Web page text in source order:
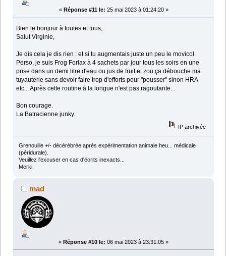
« Réponse #11 le: 25 mai 2023 à 01:24:20 »
Bien le bonjour à toutes et tous,
Salut Virginie,
Je dis cela je dis rien : et si tu augmentais juste un peu le movicol.
Perso, je suis Frog Forlax à 4 sachets par jour tous les soirs en une
prise dans un demi litre d'eau ou jus de fruit et zou ça débouche ma
tuyauterie sans devoir faire trop d'efforts pour "pousser" sinon HRA
etc... Après cette routine à la longue n'est pas ragoutante...
Bon courage.
La Batracienne junky.
IP archivée
Grenouille +/- décérébrée après expérimentation animale heu... médicale
(péridurale).
Veuillez l'excuser en cas d'écrits inexacts...
Merki.
mad
« Réponse #10 le: 06 mai 2023 à 23:31:05 »